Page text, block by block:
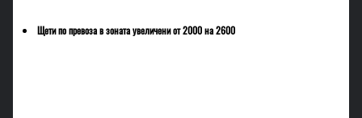
Щети по превоза в зоната увеличени от 2000 на 2600